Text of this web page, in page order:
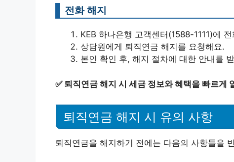
전화 해지
KEB 하나은행 고객센터(1588-1111)에
상담원에게 퇴직연금 해지를 요청해요.
본인 확인 후, 해지 절차에 대한 안내를
✅ 퇴직연금 해지 시 세금 정보와 혜택을 빠르게
퇴직연금 해지 시 유의 사항
퇴직연금을 해지하기 전에는 다음의 사항들을